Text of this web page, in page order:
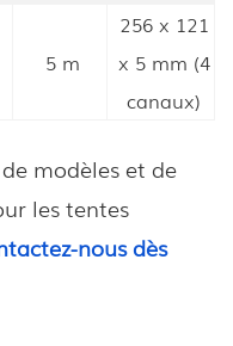
5 m
256 x 121
x 5 mm (4
canaux)
modèles et de
les tentes
nous dès